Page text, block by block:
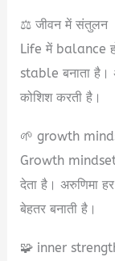
⚖️ जीवन में संतुलन
Life में balance
stable बनाता है।
कोशिश करती है।
🌱 growth
Growth
देता है। अरुणिमा
बेहतर बनाती है।
🧩 inner